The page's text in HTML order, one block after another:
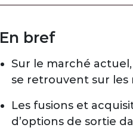
En bref
Sur le marché
se retrouvent sur les
Les fusions et
d’options de sortie